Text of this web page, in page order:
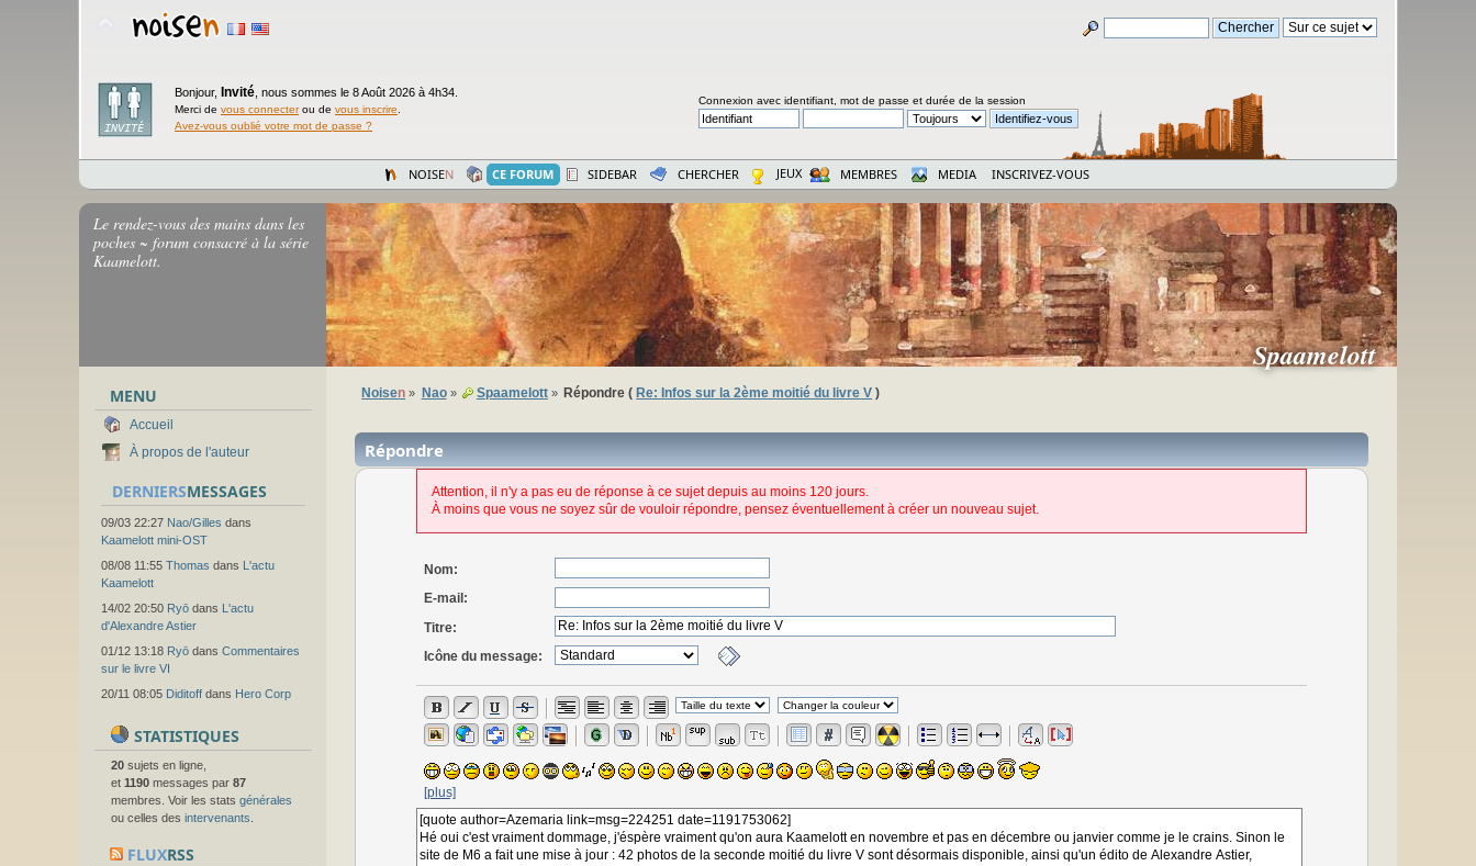
Bonjour, Invité nous sommes le 8 Août 2026 à 4h34.
Merci de vous connecterou de vous inscrire
Avez-vous oublié votre mot de passe ?
Connexion avec identifiant, mot de passe et durée de la session
NOISEN CE FORUM SIDEBAR CHERCHER JEUX MEMBRES MEDIA INSCRIVEZ-VOUS
Le rendez-vous des mains dans les
poches ~ forum consacré à la série
Kaamelott.
MENU
Accueil
À propos de l'auteur
DERNIERSMESSAGES
09/03 22:27 Nao/Gilles dans
Kaamelott mini-OST
08/08 11:55 Thomas dans L'actu
Kaamelott
14/02 20:50 Ryō dans L'actu
d'Alexandre Astier
01/12 13:18 Ryō dans Commentaires
sur le livre VI
20/11 08:05 Diditoff dans Hero Corp
STATISTIQUES
20 sujets en ligne,
et 1190 messages par 87
membres. Voir les stats générales
ou celles des intervenants
FLUXRSS
Spaamelott
Noisen » Nao» Spaamelott» Répondre ( Re: Infos sur la 2ème moitié du livre V )
Répondre
Attention, il n'y a pas eu de réponse à ce sujet depuis au moins 120 jours.
À moins que vous ne soyez sûr de vouloir répondre, pensez éventuellement à créer un nouveau sujet.
Nom:
E-mail:
Titre:
Icône du message:
[plus]